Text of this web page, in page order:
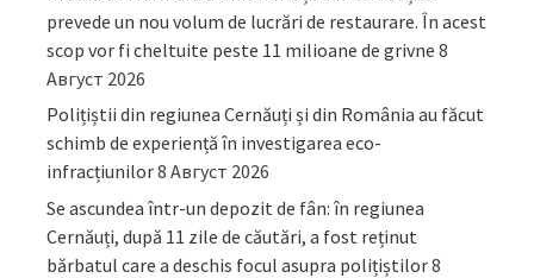
prevede un nou volum de lucrări de restaurare. În acest
scop vor fi cheltuite peste 11 milioane de grivne 8
Август 2026
Polițiștii din regiunea Cernăuți și din România au făcut
schimb de experiență în investigarea eco-
infracțiunilor8 Август 2026
Se ascundea într-un depozit de fân: în regiunea
Cernăuți, după 11 zile de căutări, a fost reținut
bărbatul care a deschis focul asupra polițiștilor8